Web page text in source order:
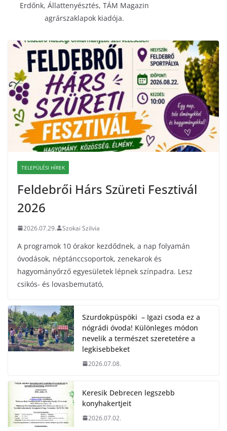
Erdőnk, Állattenyésztés, TÁM Magazin
agrárszaklapok kiadója.
TELEPÜLÉSI HÍREK
Feldebrői Hárs Szüreti Fesztivál
2026
2026.07.29. Szokai Szilvia
A programok 10 órakor kezdődnek, a nap folyamán
óvodások, néptánccsoportok, zenekarok és
hagyományőrző egyesületek lépnek színpadra. Lesz
csikós- és lovasbemutató,
Szurdokpüspöki – Igazi csoda ez a
nógrádi óvoda! Különleges módon
nevelik a természet szeretetére a
legkisebbeket
2026.07.08.
Keresik Debrecen legszebb
konyhakertjeit
2026.07.02.